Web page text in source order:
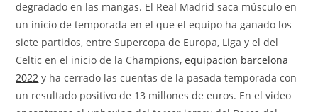
degradado en las mangas. El Real Madrid saca músculo en
un inicio de temporada en el que el equipo ha ganado los
siete partidos, entre Supercopa de Europa, Liga y el del
Celtic en el inicio de la Champions,equipacion barcelona
2022 y ha cerrado las cuentas de la pasada temporada con
un resultado positivo de 13 millones de euros. En el video